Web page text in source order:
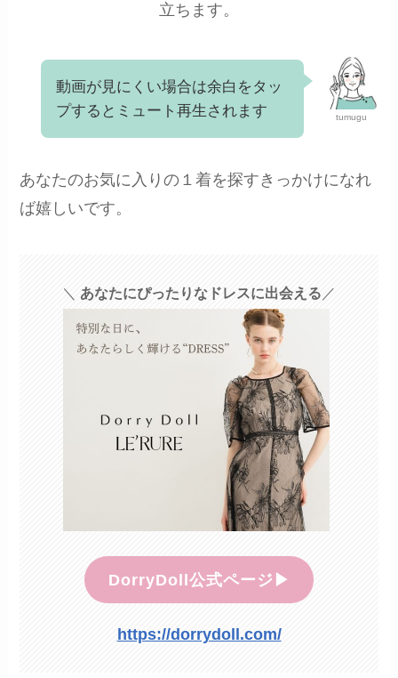
立ちます。
tumugu
動画が見にくい場合は余白をタッ
プするとミュート再生されます
あなたのお気に入りの１着を探すきっかけになれ
ば嬉しいです。
＼ あなたにぴったりなドレスに出会える ／
DorryDoll公式ページ▶︎
https://dorrydoll.com/